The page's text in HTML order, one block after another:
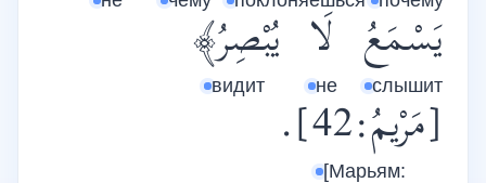
يَسْمَعُ
слышит
لَا
не
يُبْصِرُ﴾
видит
[مَرْيمُ:42].
[Марьям: